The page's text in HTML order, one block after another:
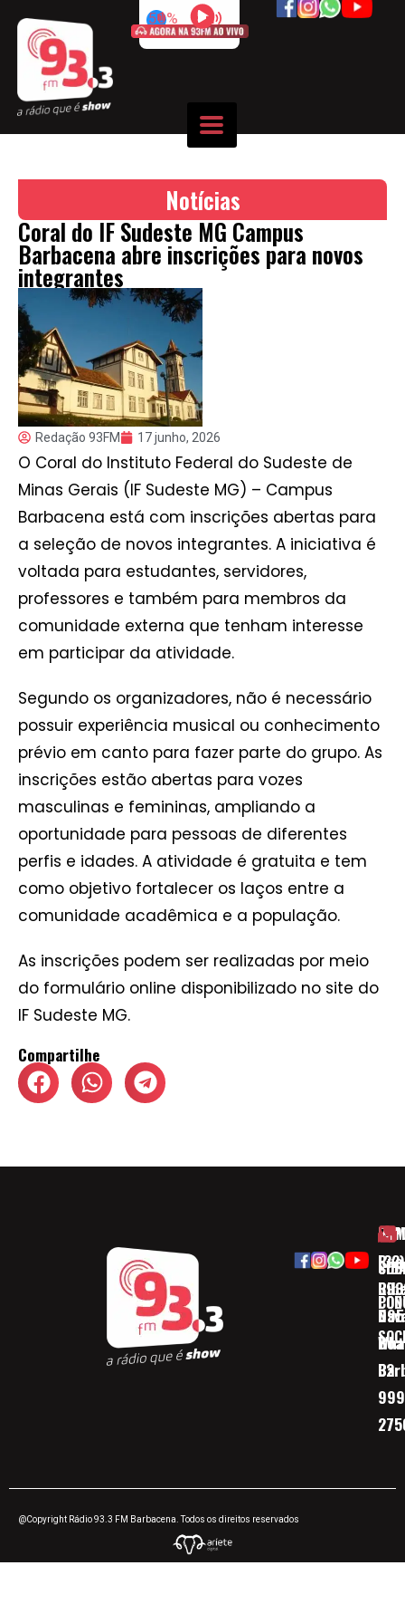
50%
Notícias
Coral do IF Sudeste MG Campus
Barbacena abre inscrições para novos
integrantes
Redação 93FM 17 junho, 2026
O Coral do Instituto Federal do Sudeste de
Minas Gerais (IF Sudeste MG) – Campus
Barbacena está com inscrições abertas para
a seleção de novos integrantes. A iniciativa é
voltada para estudantes, servidores,
professores e também para membros da
comunidade externa que tenham interesse
em participar da atividade.
Segundo os organizadores, não é necessário
possuir experiência musical ou conhecimento
prévio em canto para fazer parte do grupo. As
inscrições estão abertas para vozes
masculinas e femininas, ampliando a
oportunidade para pessoas de diferentes
perfis e idades. A atividade é gratuita e tem
como objetivo fortalecer os laços entre a
comunidade acadêmica e a população.
As inscrições podem ser realizadas por meio
do formulário online disponibilizado no site do
IF Sudeste MG.
Compartilhe
(32)
32
@Copyright Rádio 93.3 FM Barbacena. Todos os direitos reservados